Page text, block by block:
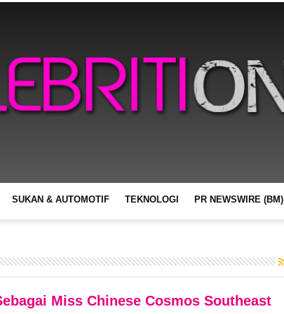
SUKAN & AUTOMOTIF TEKNOLOGI PR NEWSWIRE (BM)
Miss Chinese Cosmos Southeast